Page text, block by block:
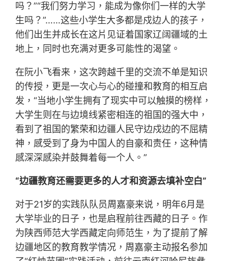
吗？”“我们努力学习，能成为像你们一样的大学
生吗？”……这些小学生大多都是戍边人的孩子，
他们出生并成长在这片见证着国家辽阔疆域的土
地上，同时也充满对更多可能性的渴望。
在阮小飞看来，这次跨越千里的交流不单是知识
的传授，更是一次心与心的碰撞和教育的相互启
发，“当地小学生拥有了现实中可以触摸的榜样，
大学生则在与边境线紧密相连的祖国的强大中，
看到了祖国的繁荣和边疆人民守边戍边的不屈精
神，感受到了身为中国人的自豪和责任，这种情
感深深感染并鼓舞着每一个人。”
“边疆教育还需要更多的人才和资源去填补空白”
对于21岁的实践队队员周嘉豪来说，明年6月是
大学毕业的日子，也是启程前往西藏的日子。作
为陕西师范大学西藏定向师范生，为了提前了解
边疆地区的教育教学情况，周嘉豪主动报名参加